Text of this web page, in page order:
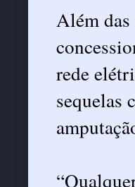
Além das
rede
sequelas